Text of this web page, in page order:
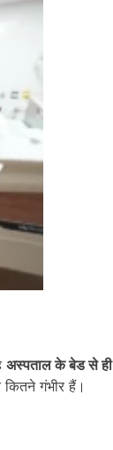
अस्पताल के बेड से ही
गंभीर हैं।